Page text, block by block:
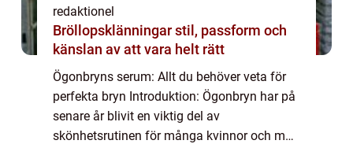
redaktionel
Bröllopsklänningar stil, passform och
känslan av att vara helt rätt
Ögonbryns serum: Allt du behöver veta för
perfekta bryn Introduktion: Ögonbryn har på
senare år blivit en viktig del av
skönhetsrutinen för många kvinnor och män